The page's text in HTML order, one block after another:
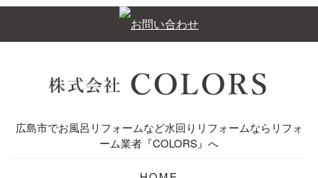
広島市でお風呂リフォームなど水回りリフォームならリフォ
ーム業者『COLORS』へ